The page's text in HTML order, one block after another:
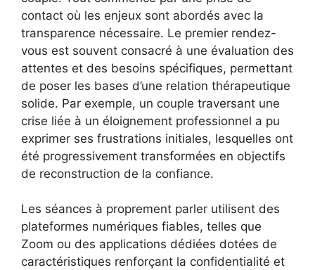
contact où les enjeux sont abordés avec la
transparence nécessaire. Le premier rendez-
vous est souvent consacré à une évaluation des
attentes et des besoins spécifiques, permettant
de poser les bases d’une relation thérapeutique
solide. Par exemple, un couple traversant une
crise liée à un éloignement professionnel a pu
exprimer ses frustrations initiales, lesquelles ont
été progressivement transformées en objectifs
de reconstruction de la confiance.
Les séances à proprement parler utilisent des
plateformes numériques fiables, telles que
Zoom ou des applications dédiées dotées de
caractéristiques renforçant la confidentialité et